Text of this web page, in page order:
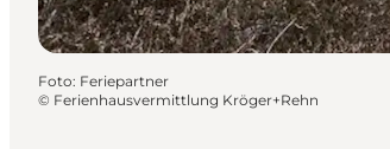
Foto: Feriepartner
© Ferienhausvermittlung Kröger+Rehn